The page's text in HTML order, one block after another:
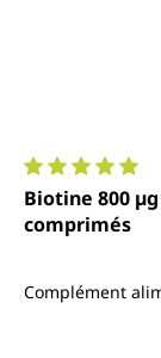
Note
Biotine 800
comprimés
Complément